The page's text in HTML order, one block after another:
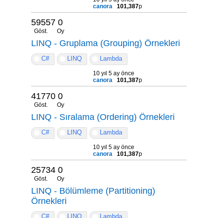
canora
101,387p
59557
Göst.
0
Oy
LINQ - Gruplama (Grouping) Örnekleri
C# LINQ Lambda
10 yıl 5 ay önce
canora
101,387p
41770
Göst.
0
Oy
LINQ - Sıralama (Ordering) Örnekleri
C# LINQ Lambda
10 yıl 5 ay önce
canora
101,387p
25734
Göst.
0
Oy
LINQ - Bölümleme (Partitioning)
Örnekleri
C# LINQ Lambda